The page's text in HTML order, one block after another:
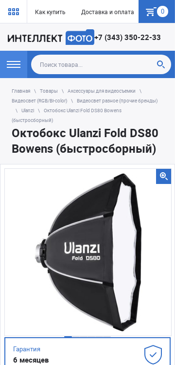
Как купить Доставка и оплата Гарантия
0
+7 (343) 350-22-33
Главная Товары
Аксессуары для видеосъемки
Видеосвет (RGB/Bi-color)
Видеосвет разное (прочие бренды)
Ulanzi
Октобокс Ulanzi Fold DS80 Bowens
(быстросборный)
Октобокс Ulanzi Fold DS80
Bowens (быстросборный)
Гарантия
6 месяцев